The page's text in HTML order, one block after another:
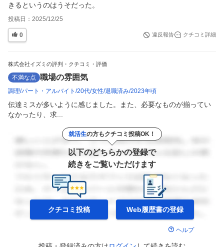
きるというのはうそだった。
投稿日： 2025/12/25
0 違反報告 クチコミ詳細
株式会社イズミの評判・クチコミ・評価
不満な点 職場の雰囲気
調理 パート・アルバイト 20代 女性 退職済み 2023年頃
伝達ミスが多いように感じました。また、必要なものが揃ってい
なかったり、求...
就活生の方もクチコミ投稿OK！
以下のどちらかの登録で
続きをご覧いただけます
クチコミ投稿 Web履歴書の登録
ヘルプ